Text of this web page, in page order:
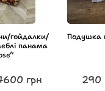
гойдалки/
панама
грн
Подушка
290